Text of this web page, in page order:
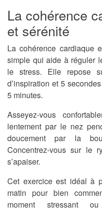
La cohérence
et sérénité
La cohérence cardiaque
simple qui aide à réguler
le stress. Elle repose
d’inspiration et 5
5 minutes.
Asseyez-vous
lentement par le nez
doucement par la
Concentrez-vous sur le
s’apaiser.
Cet exercice est idéal à
matin pour bien
moment stressant